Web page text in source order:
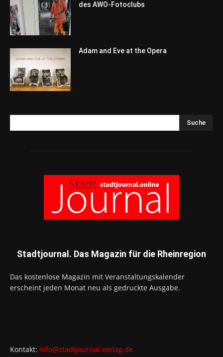
des AWO-Fotoclubs
Adam and Eve at the Opera
Suche
Stadtjournal. Das Magazin für die Rheinregion
Das kostenlose Magazin mit Veranstaltungskalender
erscheint jeden Monat neu als gedruckte Ausgabe.
Kontakt: info@stadtjournal-verlag.de